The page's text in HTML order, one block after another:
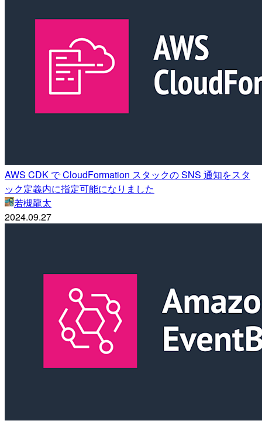
AWS CDK で CloudFormation スタックの SNS 通知をスタ
ック定義内に指定可能になりました
若槻龍太
2024.09.27